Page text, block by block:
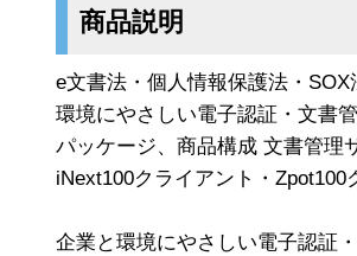
商品説明
e文書法・個人情報保護法・
環境にやさしい電子認証・文書
パッケージ、商品構成 文書管理
iNext100クライアント・Zpot100
企業と環境にやさしい電子認証